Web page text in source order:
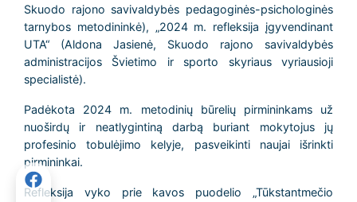
Skuodo rajono savivaldybės pedagoginės-psichologinės
tarnybos metodininkė), „2024 m. refleksija įgyvendinant
UTA“ (Aldona Jasienė, Skuodo rajono savivaldybės
administracijos Švietimo ir sporto skyriaus vyriausioji
specialistė).
Padėkota 2024 m. metodinių būrelių pirmininkams už
nuoširdų ir neatlygintiną darbą buriant mokytojus jų
profesinio tobulėjimo kelyje, pasveikinti naujai išrinkti
pirmininkai.
Refleksija vyko prie kavos puodelio „Tūkstantmečio